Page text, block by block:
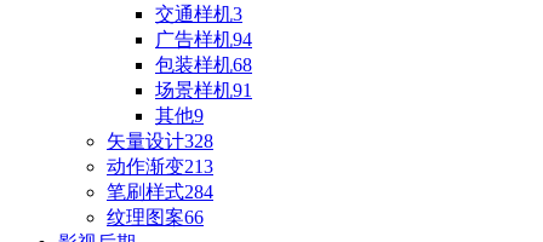
交通样机3
广告样机94
包装样机68
场景样机91
其他9
矢量设计328
动作渐变213
笔刷样式284
纹理图案66